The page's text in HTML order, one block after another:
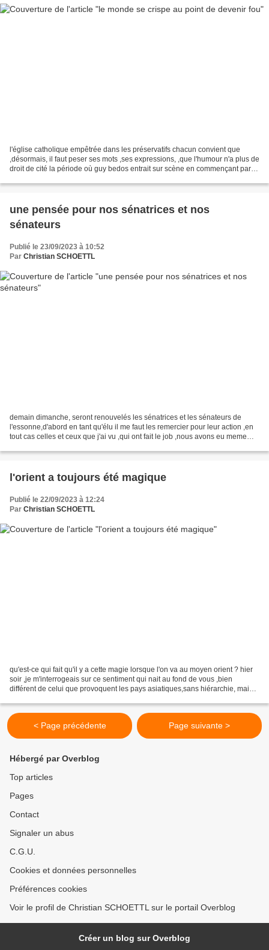
l'église catholique empêtrée dans les préservatifs chacun convient que
,désormais, il faut peser ses mots ,ses expressions, ,que l'humour n'a plus de
droit de cité la période où guy bedos entrait sur scène en commençant par
une pensée pour nos sénatrices et nos
sénateurs
Publié le 23/09/2023 à 10:52
Par Christian SCHOETTL
demain dimanche, seront renouvelés les sénatrices et les sénateurs de
l'essonne,d'abord en tant qu'élu il me faut les remercier pour leur action ,en
tout cas celles et ceux que j'ai vu ,qui ont fait le job ,nous avons eu meme
l'orient a toujours été magique
Publié le 22/09/2023 à 12:24
Par Christian SCHOETTL
qu'est-ce qui fait qu'il y a cette magie lorsque l'on va au moyen orient ? hier
soir ,je m'interrogeais sur ce sentiment qui nait au fond de vous ,bien
différent de celui que provoquent les pays asiatiques,sans hiérarchie, mais
< Page précédente Page suivante >
Hébergé par Overblog
Top articles
Pages
Contact
Signaler un abus
C.G.U.
Cookies et données personnelles
Préférences cookies
Voir le profil de Christian SCHOETTL sur le portail Overblog
Créer un blog sur Overblog